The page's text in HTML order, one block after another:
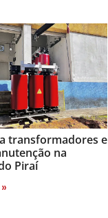
transformadores e
na
Piraí